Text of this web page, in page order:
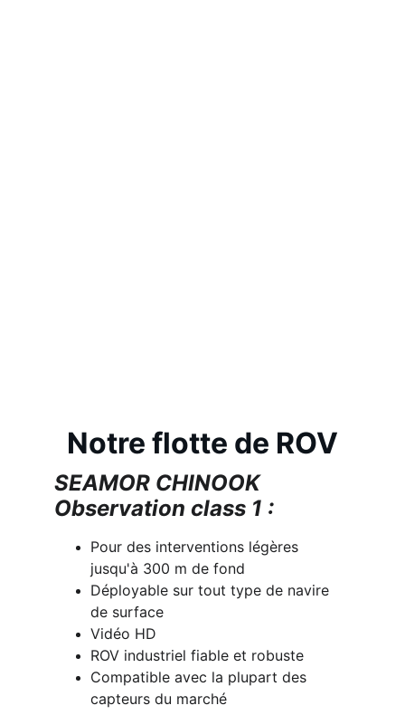
Notre flotte de ROV
SEAMOR CHINOOK
Observation class 1 :
Pour des interventions légères
jusqu'à 300 m de fond
Déployable sur tout type de navire
de surface
Vidéo HD
ROV industriel fiable et robuste
Compatible avec la plupart des
capteurs du marché